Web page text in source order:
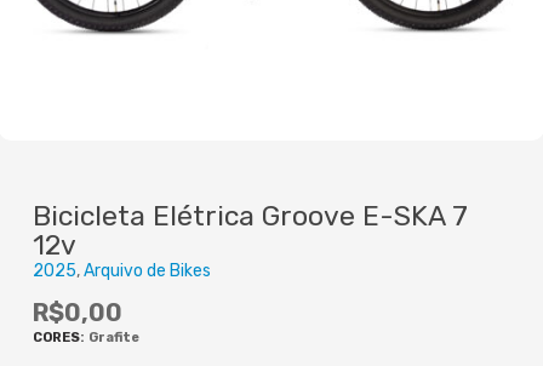
Bicicleta Elétrica Groove E-SKA 7
12v
R$0,00
CORES: Grafite
2025 Arquivo de Bikes